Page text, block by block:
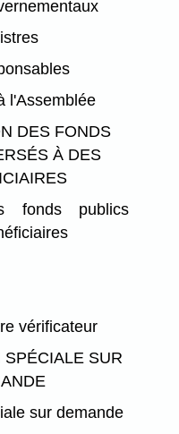
l'Assemblée
DES FONDS
À DES
fonds publics
vérificateur
SUR
sur demande